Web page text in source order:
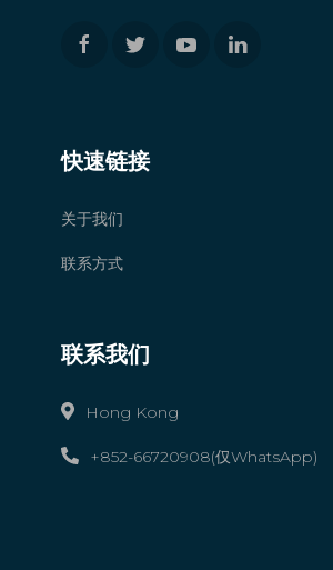
快速链接
关于我们
联系方式
联系我们
Hong Kong
+852-66720908(仅WhatsApp)